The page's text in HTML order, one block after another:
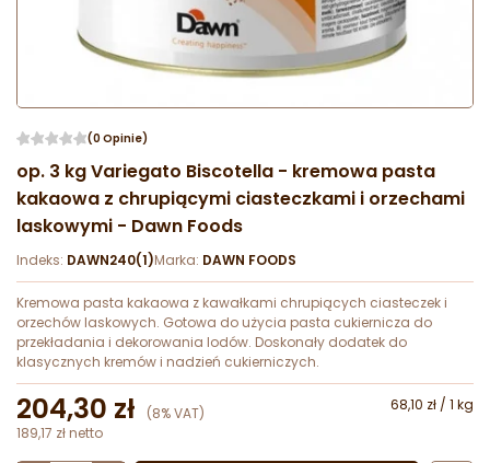
(0 Opinie)
op. 3 kg Variegato Biscotella - kremowa pasta
kakaowa z chrupiącymi ciasteczkami i orzechami
laskowymi - Dawn Foods
Indeks: DAWN240(1)Marka: DAWN FOODS
Kremowa pasta kakaowa z kawałkami chrupiących ciasteczek i
orzechów laskowych. Gotowa do użycia pasta cukiernicza do
przekładania i dekorowania lodów. Doskonały dodatek do
klasycznych kremów i nadzień cukierniczych.
204,30 zł (8% VAT)
68,10 zł / 1 kg
189,17 zł netto